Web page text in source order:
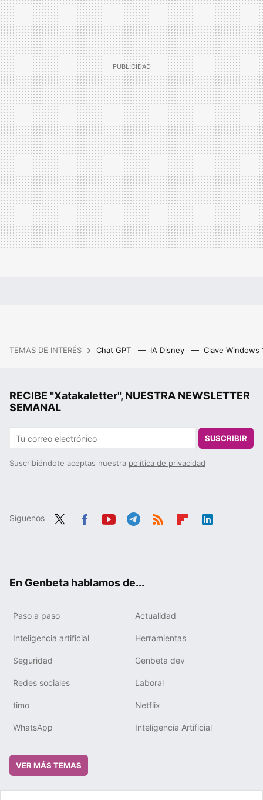
TEMAS DE INTERÉS Chat GPT IA Disney Clave Windows
RECIBE "Xatakaletter", NUESTRA NEWSLETTER
SEMANAL
SUSCRIBIR
Suscribiéndote aceptas nuestra política de privacidad
Síguenos
En Genbeta hablamos de...
Paso a paso Actualidad
Inteligencia artificial Herramientas
Seguridad Genbeta dev
Redes sociales Laboral
timo Netflix
WhatsApp Inteligencia Artificial
VER MÁS TEMAS